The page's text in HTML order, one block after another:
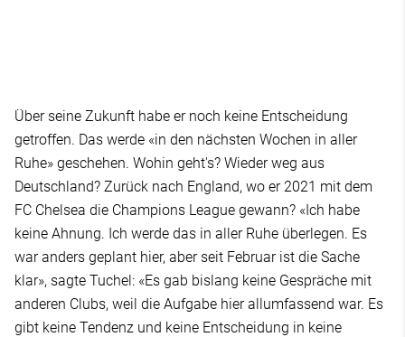
Über seine Zukunft habe er noch keine Entscheidung
getroffen. Das werde «in den nächsten Wochen in aller
Ruhe» geschehen. Wohin geht's? Wieder weg aus
Deutschland? Zurück nach England, wo er 2021 mit dem
FC Chelsea die Champions League gewann? «Ich habe
keine Ahnung. Ich werde das in aller Ruhe überlegen. Es
war anders geplant hier, aber seit Februar ist die Sache
klar», sagte Tuchel: «Es gab bislang keine Gespräche mit
anderen Clubs, weil die Aufgabe hier allumfassend war. Es
gibt keine Tendenz und keine Entscheidung in keine